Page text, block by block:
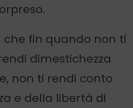
che fin quando non ti
dimestichezza
non ti rendi conto
e della libertà di